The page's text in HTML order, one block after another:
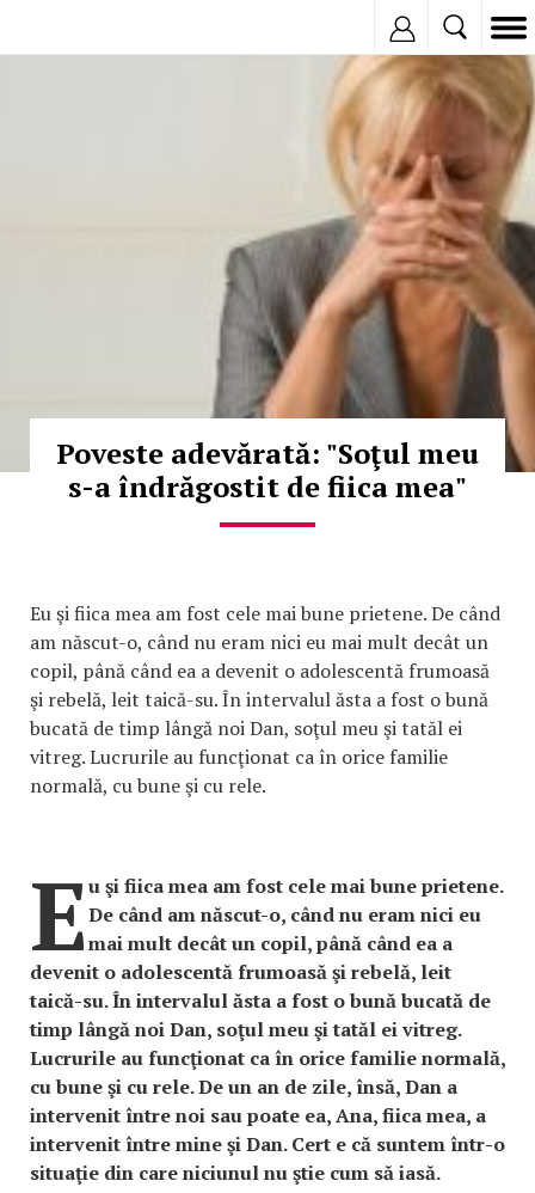
Poveste adevărată: "Soţul meu
s-a îndrăgostit de fiica mea"
Eu şi fiica mea am fost cele mai bune prietene. De când
am născut-o, când nu eram nici eu mai mult decât un
copil, până când ea a devenit o adolescentă frumoasă
şi rebelă, leit taică-su. În intervalul ăsta a fost o bună
bucată de timp lângă noi Dan, soţul meu şi tatăl ei
vitreg. Lucrurile au funcţionat ca în orice familie
normală, cu bune şi cu rele.
Eu şi fiica mea am fost cele mai bune prietene.
De când am născut-o, când nu eram nici eu
mai mult decât un copil, până când ea a
devenit o adolescentă frumoasă şi rebelă, leit
taică-su. În intervalul ăsta a fost o bună bucată de
timp lângă noi Dan, soţul meu şi tatăl ei vitreg.
Lucrurile au funcţionat ca în orice familie normală,
cu bune şi cu rele. De un an de zile, însă, Dan a
intervenit între noi sau poate ea, Ana, fiica mea, a
intervenit între mine şi Dan. Cert e că suntem într-o
situaţie din care niciunul nu ştie cum să iasă.